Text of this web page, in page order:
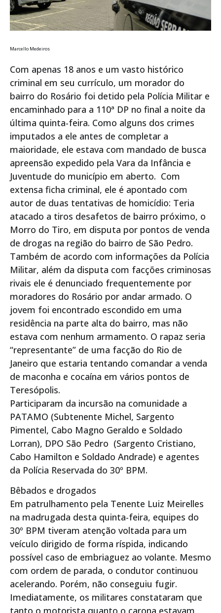
Marcello Medeiros
Com apenas 18 anos e um vasto histórico
criminal em seu currículo, um morador do
bairro do Rosário foi detido pela Polícia Militar e
encaminhado para a 110ª DP no final a noite da
última quinta-feira. Como alguns dos crimes
imputados a ele antes de completar a
maioridade, ele estava com mandado de busca
apreensão expedido pela Vara da Infância e
Juventude do município em aberto. Com
extensa ficha criminal, ele é apontado com
autor de duas tentativas de homicídio: Teria
atacado a tiros desafetos de bairro próximo, o
Morro do Tiro, em disputa por pontos de venda
de drogas na região do bairro de São Pedro.
Também de acordo com informações da Polícia
Militar, além da disputa com facções criminosas
rivais ele é denunciado frequentemente por
moradores do Rosário por andar armado. O
jovem foi encontrado escondido em uma
residência na parte alta do bairro, mas não
estava com nenhum armamento. O rapaz seria
“representante” de uma facção do Rio de
Janeiro que estaria tentando comandar a venda
de maconha e cocaína em vários pontos de
Teresópolis.
Participaram da incursão na comunidade a
PATAMO (Subtenente Michel, Sargento
Pimentel, Cabo Magno Geraldo e Soldado
Lorran), DPO São Pedro (Sargento Cristiano,
Cabo Hamilton e Soldado Andrade) e agentes
da Polícia Reservada do 30º BPM.
Bêbados e drogados
Em patrulhamento pela Tenente Luiz Meirelles
na madrugada desta quinta-feira, equipes do
30º BPM tiveram atenção voltada para um
veículo dirigido de forma ríspida, indicando
possível caso de embriaguez ao volante. Mesmo
com ordem de parada, o condutor continuou
acelerando. Porém, não conseguiu fugir.
Imediatamente, os militares constataram que
tanto o motorista quanto o carona estavam